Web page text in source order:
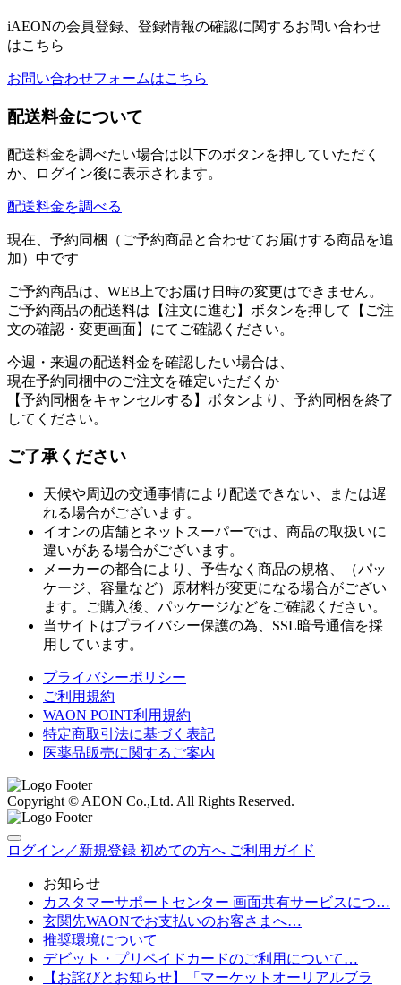
iAEONの会員登録、登録情報の確認に関するお問い合わせ
はこちら
お問い合わせフォームはこちら
配送料金について
配送料金を調べたい場合は以下のボタンを押していただく
か、ログイン後に表示されます。
配送料金を調べる
現在、予約同梱（ご予約商品と合わせてお届けする商品を追
加）中です
ご予約商品は、WEB上でお届け日時の変更はできません。
ご予約商品の配送料は【注文に進む】ボタンを押して【ご注
文の確認・変更画面】にてご確認ください。
今週・来週の配送料金を確認したい場合は、
現在予約同梱中のご注文を確定いただくか
【予約同梱をキャンセルする】ボタンより、予約同梱を終了
してください。
ご了承ください
天候や周辺の交通事情により配送できない、または遅
れる場合がございます。
イオンの店舗とネットスーパーでは、商品の取扱いに
違いがある場合がございます。
メーカーの都合により、予告なく商品の規格、（パッ
ケージ、容量など）原材料が変更になる場合がござい
ます。ご購入後、パッケージなどをご確認ください。
当サイトはプライバシー保護の為、SSL暗号通信を採
用しています。
プライバシーポリシー
ご利用規約
WAON POINT利用規約
特定商取引法に基づく表記
医薬品販売に関するご案内
Copyright © AEON Co.,Ltd. All Rights Reserved.
ログイン／新規登録 初めての方へ ご利用ガイド
お知らせ
カスタマーサポートセンター 画面共有サービスにつ…
玄関先WAONでお支払いのお客さまへ…
推奨環境について
デビット・プリペイドカードのご利用について…
【お詫びとお知らせ】「マーケットオーリアルブラ